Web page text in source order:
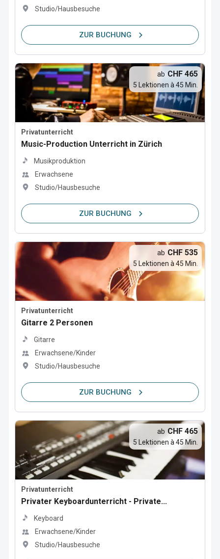
Studio/Hausbesuche
ZUR BUCHUNG
Privatunterricht
Music-Production Unterricht in Zürich
Musikproduktion
Erwachsene
Studio/Hausbesuche
ab CHF 465
5 Lektionen à 45 Min.
ZUR BUCHUNG
Privatunterricht
Gitarre 2 Personen
Gitarre
Erwachsene/Kinder
Studio/Hausbesuche
ab CHF 535
5 Lektionen à 45 Min.
ZUR BUCHUNG
Privatunterricht
Privater Keyboardunterricht - Private...
Keyboard
Erwachsene/Kinder
Studio/Hausbesuche
ab CHF 465
5 Lektionen à 45 Min.